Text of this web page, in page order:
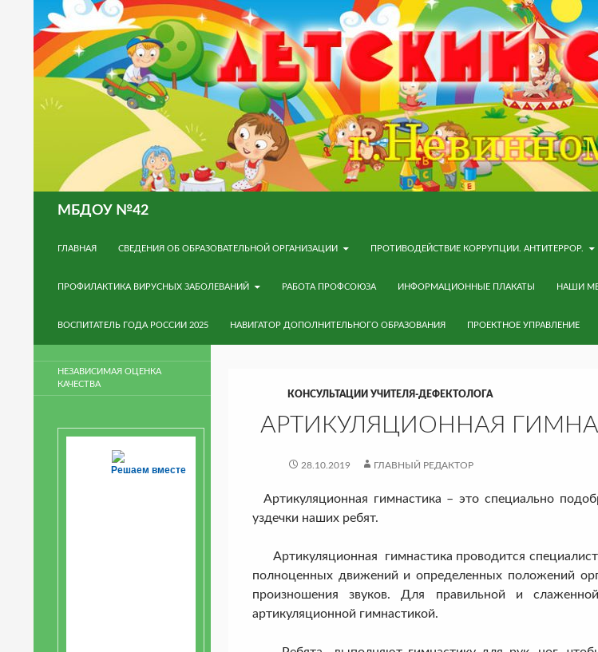
МБДОУ №42
ГЛАВНАЯ
СВЕДЕНИЯ ОБ ОБРАЗОВАТЕЛЬНОЙ ОРГАНИЗАЦИИ ПРОТИВОДЕЙСТВИЕ КОРРУПЦИИ. АНТИТЕРРОР.
ПРОФИЛАКТИКА ВИРУСНЫХ ЗАБОЛЕВАНИЙ РАБОТА ПРОФСОЮЗА ИНФОРМАЦИОННЫЕ ПЛАКАТЫ НАШИ
ВОСПИТАТЕЛЬ ГОДА РОССИИ 2025 НАВИГАТОР ДОПОЛНИТЕЛЬНОГО ОБРАЗОВАНИЯ ПРОЕКТНОЕ УПРАВЛЕНИЕ
КОНСУЛЬТАЦИИ УЧИТЕЛЯ-ДЕФЕКТОЛОГА
АРТИКУЛЯЦИОННАЯ
28.10.2019 ГЛАВНЫЙ РЕДАКТОР
Артикуляционная гимнастика – это специально
уздечки наших ребят.
Артикуляционная гимнастика проводится
полноценных движений и определенных положений
произношения звуков. Для правильной и
артикуляционной гимнастикой.
НЕЗАВИСИМАЯ ОЦЕНКА
КАЧЕСТВА
Решаем вместе